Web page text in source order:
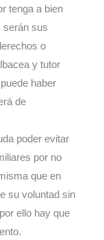
tenga a bien
serán sus
o
y tutor
haber
de
poder evitar
por no
que en
su voluntad sin
ello hay que